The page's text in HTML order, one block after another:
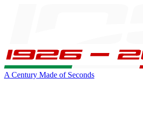
A Century Made of Seconds